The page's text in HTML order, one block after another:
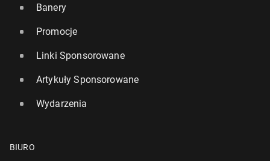
Banery
Promocje
Linki Sponsorowane
Artykuły Sponsorowane
Wydarzenia
BIURO